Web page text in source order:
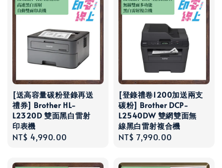
[送高容量碳粉登錄再送
禮券] Brother HL-
L2320D 雙面黑白雷射
印表機
Regular
NT$ 4,990.00
[登錄禮卷1200加送兩支
碳粉] Brother DCP-
L2540DW 雙網雙面無
線黑白雷射複合機
Regular
NT$ 7,990.00